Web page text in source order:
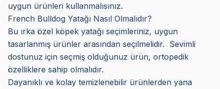
uygun ürünleri kullanmalısınız.
French Bulldog Yatağı Nasıl Olmalıdır?
Bu ırka özel köpek yatağı seçimleriniz, uygun
tasarlanmış ürünler arasından seçilmelidir. Sevimli
dostunuz için seçmiş olduğunuz ürün, ortopedik
özelliklere sahip olmalıdır.
Dayanıklı ve kolay temizlenebilir ürünlerden yana